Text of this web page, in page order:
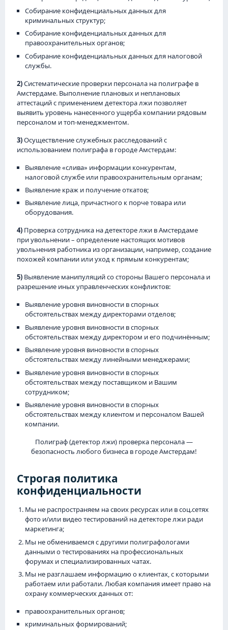
Собирание конфиденциальных данных для
криминальных структур;
Собирание конфиденциальных данных для
правоохранительных органов;
Собирание конфиденциальных данных для налоговой
службы.
2)Систематические проверки персонала на полиграфе в
Амстердаме. Выполнение плановых и неплановых
аттестаций с применением детектора лжи позволяет
выявить уровень нанесенного ущерба компании рядовым
персоналом и топ-менеджментом.
3)Осуществление служебных расследований с
использованием полиграфа в городе Амстердам:
Выявление «слива» информации конкурентам,
налоговой службе или правоохранительным органам;
Выявление краж и получение откатов;
Выявление лица, причастного к порче товара или
оборудования.
4) Проверка сотрудника на детекторе лжи в Амстердаме
при увольнении – определение настоящих мотивов
увольнения работника из организации, например, создание
похожей компании или уход к прямым конкурентам;
5) Выявление манипуляций со стороны Вашего персонала и
разрешение иных управленческих конфликтов:
Выявление уровня виновности в спорных
обстоятельствах между директорами отделов;
Выявление уровня виновности в спорных
обстоятельствах между директором и его подчинённым;
Выявление уровня виновности в спорных
обстоятельствах между линейными менеджерами;
Выявление уровня виновности в спорных
обстоятельствах между поставщиком и Вашим
сотрудником;
Выявление уровня виновности в спорных
обстоятельствах между клиентом и персоналом Вашей
компании.
Полиграф (детектор лжи) проверка персонала —
безопасность любого бизнеса в городе Амстердам!
Строгая политика
конфиденциальности
Мы не распространяем на своих ресурсах или в соц.сетях
фото и/или видео тестирований на детекторе лжи ради
маркетинга;
Мы не обмениваемся с другими полиграфологами
данными о тестированиях на профессиональных
форумах и специализированных чатах.
Мы не разглашаем информацию о клиентах, с которыми
работаем или работали. Любая компания имеет право на
охрану коммерческих данных от:
правоохранительных органов;
криминальных формирований;